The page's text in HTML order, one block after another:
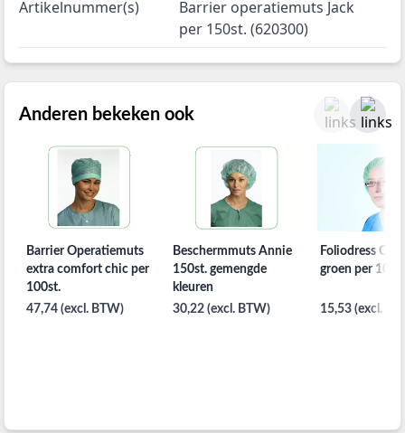
Artikelnummer(s)
Barrier operatiemuts Jack
per 150st. (620300)
Anderen bekeken ook
Barrier Operatiemuts
extra comfort chic per
100st.
47,74 (excl. BTW)
Beschermmuts Annie
150st. gemengde
kleuren
30,22 (excl. BTW)
Foliodress OK
groen per
15,53 (excl.